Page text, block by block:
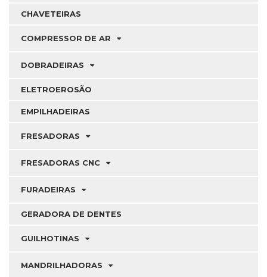
CHAVETEIRAS
COMPRESSOR DE AR
DOBRADEIRAS
ELETROEROSÃO
EMPILHADEIRAS
FRESADORAS
FRESADORAS CNC
FURADEIRAS
GERADORA DE DENTES
GUILHOTINAS
MANDRILHADORAS